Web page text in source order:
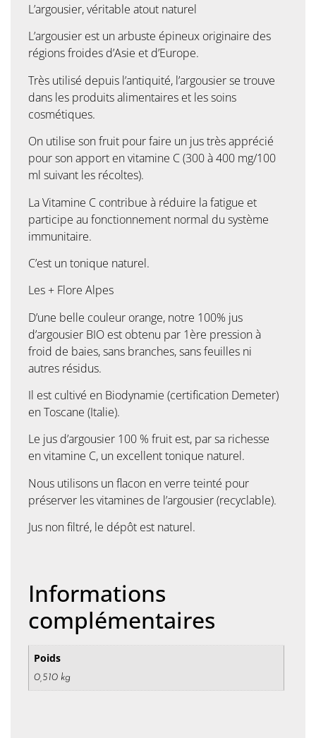
L’argousier, véritable atout naturel
L’argousier est un arbuste épineux originaire des
régions froides d’Asie et d’Europe.
Très utilisé depuis l’antiquité, l’argousier se trouve
dans les produits alimentaires et les soins
cosmétiques.
On utilise son fruit pour faire un jus très apprécié
pour son apport en vitamine C (300 à 400 mg/100
ml suivant les récoltes).
La Vitamine C contribue à réduire la fatigue et
participe au fonctionnement normal du système
immunitaire.
C’est un tonique naturel.
Les + Flore Alpes
D’une belle couleur orange, notre 100% jus
d’argousier BIO est obtenu par 1ère pression à
froid de baies, sans branches, sans feuilles ni
autres résidus.
Il est cultivé en Biodynamie (certification Demeter)
en Toscane (Italie).
Le jus d’argousier 100 % fruit est, par sa richesse
en vitamine C, un excellent tonique naturel.
Nous utilisons un flacon en verre teinté pour
préserver les vitamines de l’argousier (recyclable).
Jus non filtré, le dépôt est naturel.
Informations
complémentaires
Poids
0,510 kg